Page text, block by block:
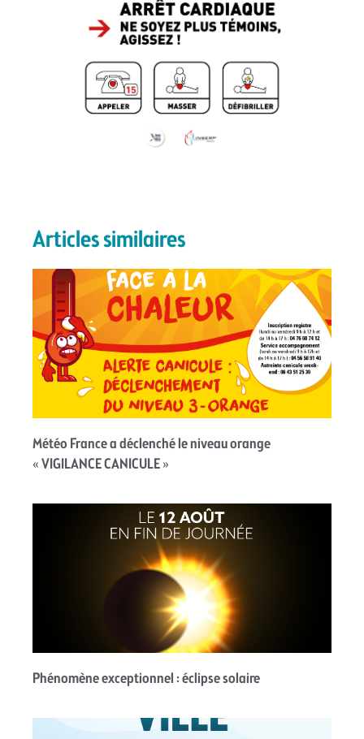
Articles similaires
Météo France a déclenché le niveau orange
« VIGILANCE CANICULE »
Phénomène exceptionnel : éclipse solaire